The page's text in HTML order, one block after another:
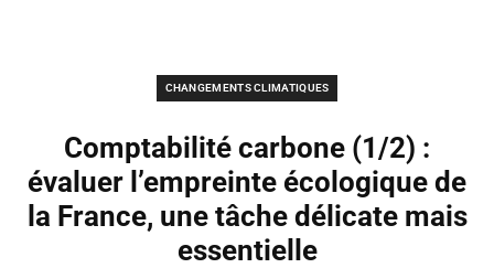
CHANGEMENTS CLIMATIQUES
Comptabilité carbone (1/2) :
évaluer l’empreinte écologique de
la France, une tâche délicate mais
essentielle